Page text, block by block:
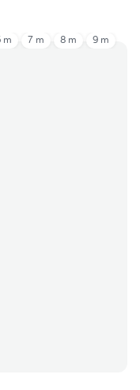
m 7 m 8 m 9 m